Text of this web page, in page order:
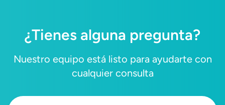
¿Tienes alguna pregunta?
Nuestro equipo está listo para ayudarte con
cualquier consulta